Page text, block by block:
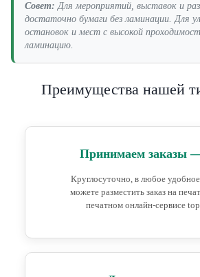
Совет: Для мероприятий, выставок и
достаточно бумаги без ламинации. Для
остановок и мест с высокой
ламинацию.
Преимущества нашей
Принимаем заказы
Круглосуточно, в любое
можете разместить заказ на
печатном онлайн-сервисе